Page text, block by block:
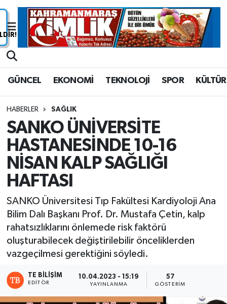
GÜNCEL EKONOMİ TEKNOLOJİ SPOR KÜLTÜR
HABERLER SAĞLIK
SANKO ÜNİVERSİTE
HASTANESİNDE 10-16
NİSAN KALP SAĞLIĞI
HAFTASI
SANKO Üniversitesi Tıp Fakültesi Kardiyoloji Ana
Bilim Dalı Başkanı Prof. Dr. Mustafa Çetin, kalp
rahatsızlıklarını önlemede risk faktörü
oluşturabilecek değiştirilebilir önceliklerden
vazgeçilmesi gerektiğini söyledi.
TE BILIŞIM
EDITÖR
10.04.2023 - 15:19
YAYINLANMA
57
GÖSTERIM
Nöbetçi Eczaneler
Trafik Durumu
Süper Lig Puan Durumu ve Fikstür
Tüm Manşetler
Son Dakika Haberleri
Haber Arşivi